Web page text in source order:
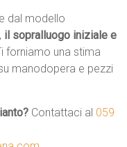
dal modello
il sopralluogo iniziale e
forniamo una stima
manodopera e pezzi
Contattaci al 059